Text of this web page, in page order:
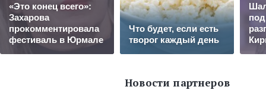
«Это конец всего»:
Захарова
прокомментировала
фестиваль в Юрмале
Что будет, если есть
творог каждый день
Новости партнеров